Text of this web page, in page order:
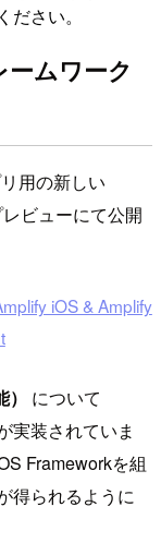
さい。
ムワーク
用の新しい
ビューにて公開
iOS & Amplify
について
実装されていま
Frameworkを組
得られるように